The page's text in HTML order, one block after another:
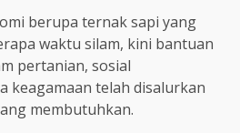
berupa ternak sapi yang
waktu silam, kini bantuan
pertanian, sosial
keagamaan telah disalurkan
membutuhkan.